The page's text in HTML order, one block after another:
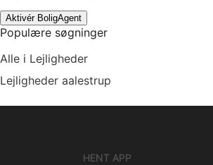
Aktivér BoligAgent
Populære søgninger
Alle i Lejligheder
Lejligheder aalestrup
HENT APP